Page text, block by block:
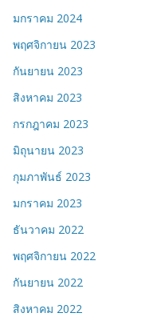
มกราคม 2024
พฤศจิกายน 2023
กันยายน 2023
สิงหาคม 2023
กรกฎาคม 2023
มิถุนายน 2023
กุมภาพันธ์ 2023
มกราคม 2023
ธันวาคม 2022
พฤศจิกายน 2022
กันยายน 2022
สิงหาคม 2022